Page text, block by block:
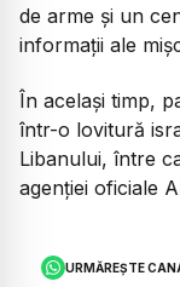
de arme şi un
informaţii ale
În acelaşi timp,
într-o lovitură
Libanului, între
agenţiei oficiale
URMĂREȘTE